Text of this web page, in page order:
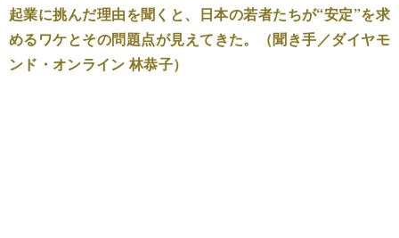
起業に挑んだ理由を聞くと、日本の若者たちが“安定”を求
めるワケとその問題点が見えてきた。（聞き手／ダイヤモ
ンド・オンライン 林恭子）